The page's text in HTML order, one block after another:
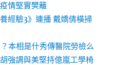
情堅實樊籬
經驗3》連播 戴嬌倩橫掃
本相是什秀傳醫院勞檢么
強調與美堅持億嵐工學椅